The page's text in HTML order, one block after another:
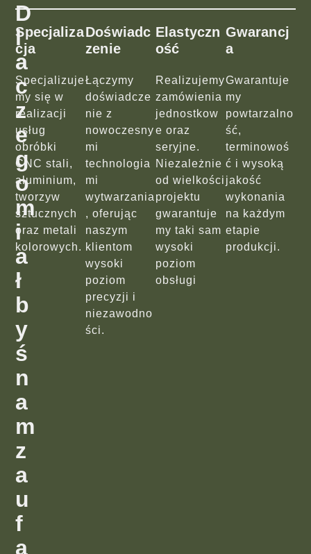
D
l
a
c
z
e
g
o
m
i
a
ł
b
y
ś
n
a
m
z
a
u
f
a
Specjaliza
Cja
Specjalizuje
my się w
realizacji
usług
obróbki
CNC stali,
aluminium,
tworzyw
sztucznych
oraz metali
kolorowych.
Doświadc
Zenie
Łączymy
doświadcze
nie z
nowoczesny
mi
technologia
mi
wytwarzania
, oferując
naszym
klientom
wysoki
poziom
precyzji i
niezawodno
ści.
Elastyczn
Ość
Realizujemy
zamówienia
jednostkow
e oraz
seryjne.
Niezależnie
od wielkości
projektu
gwarantuje
my taki sam
wysoki
poziom
obsługi
Gwarancj
A
Gwarantuje
my
powtarzalno
ść,
terminowoś
ć i wysoką
jakość
wykonania
na każdym
etapie
produkcji.